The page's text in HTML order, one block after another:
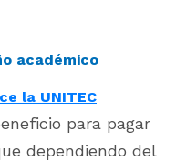
académico
la UNITEC
para pagar
dependiendo del